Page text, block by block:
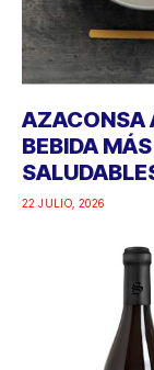
AZACONSA
BEBIDA
22 JULIO, 2026